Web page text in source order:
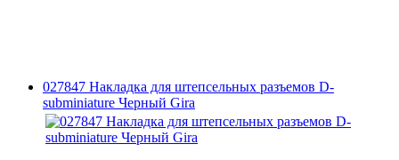
027847 Накладка для штепсельных разъемов D-
subminiature Черный Gira